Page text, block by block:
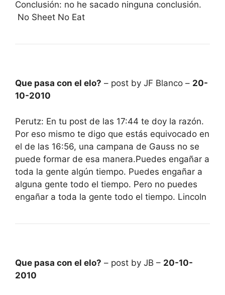
Conclusión: no he sacado ninguna conclusión.
No Sheet No Eat
Que pasa con el elo? – post by JF Blanco – 20-
10-2010
Perutz: En tu post de las 17:44 te doy la razón.
Por eso mismo te digo que estás equivocado en
el de las 16:56, una campana de Gauss no se
puede formar de esa manera.Puedes engañar a
toda la gente algún tiempo. Puedes engañar a
alguna gente todo el tiempo. Pero no puedes
engañar a toda la gente todo el tiempo. Lincoln
Que pasa con el elo? – post by JB – 20-10-
2010